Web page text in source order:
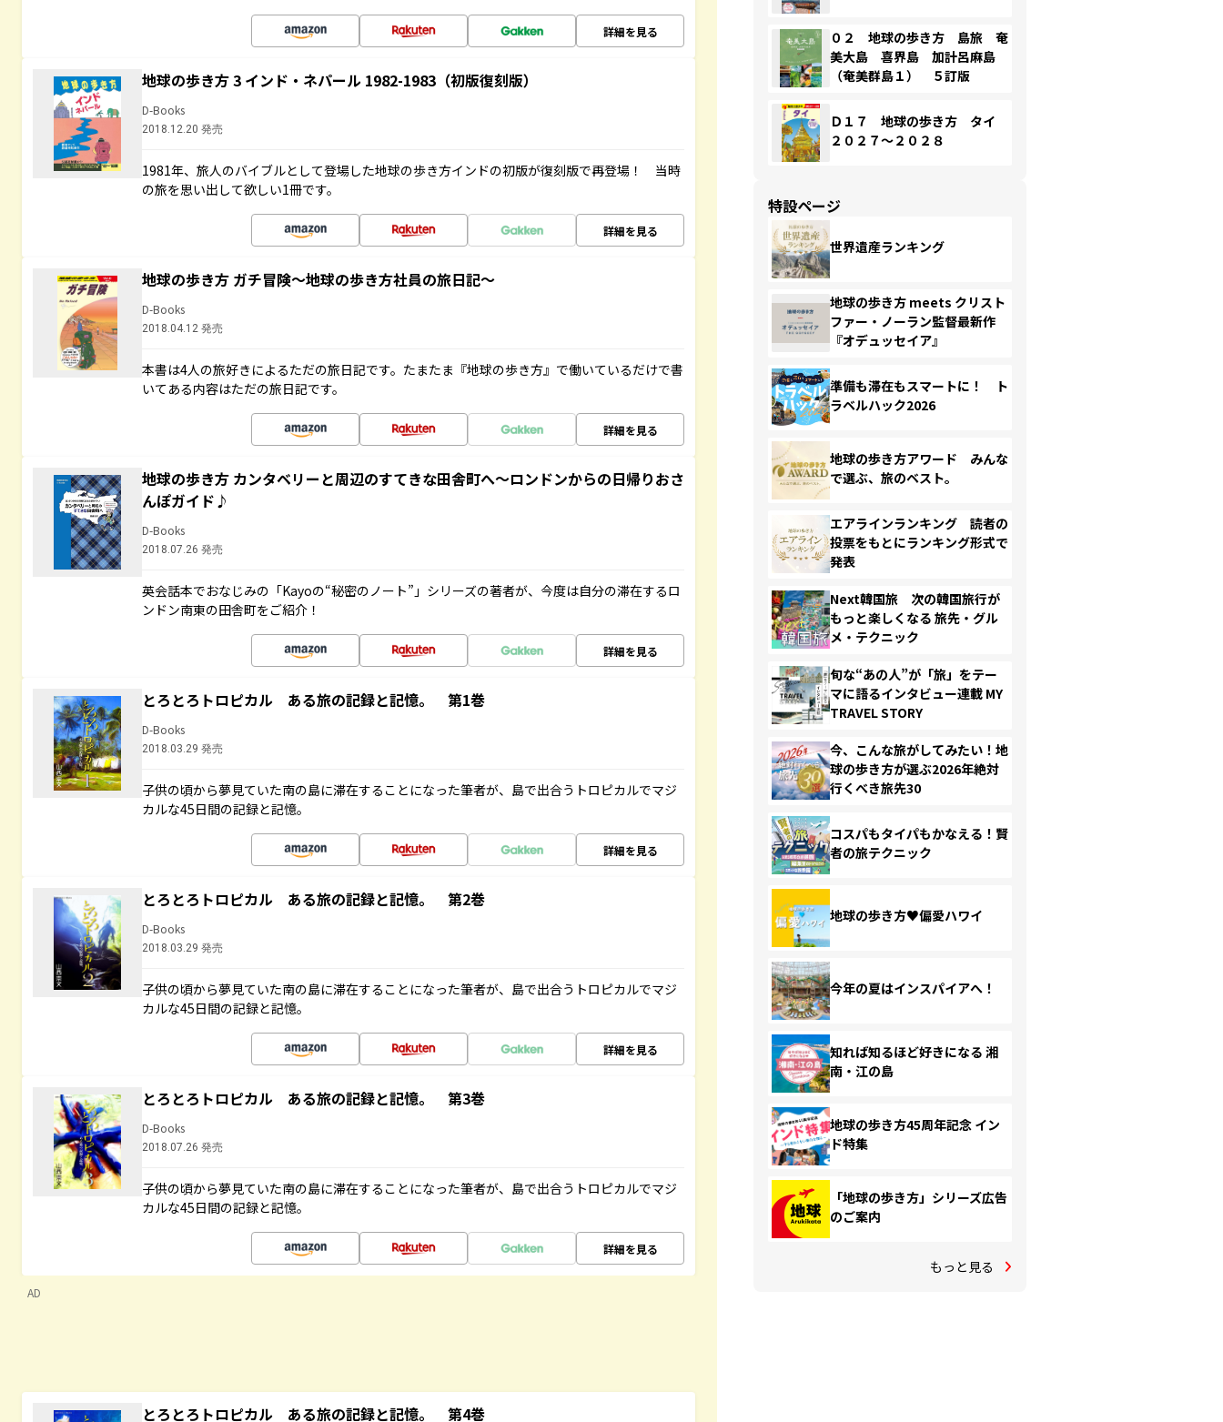
詳細を見る
地球の歩き方 3 インド・ネパール 1982-1983（初版復刻版）
D-Books
2018.12.20 発売
1981年、旅人のバイブルとして登場した地球の歩き方インドの初版が復刻版で再登場！ 当時
の旅を思い出して欲しい1冊です。
詳細を見る
地球の歩き方 ガチ冒険～地球の歩き方社員の旅日記～
D-Books
2018.04.12 発売
本書は4人の旅好きによるただの旅日記です。たまたま『地球の歩き方』で働いているだけで書
いてある内容はただの旅日記です。
詳細を見る
地球の歩き方 カンタベリーと周辺のすてきな田舎町へ～ロンドンからの日帰りおさ
んぽガイド♪
D-Books
2018.07.26 発売
英会話本でおなじみの「Kayoの“秘密のノート”」シリーズの著者が、今度は自分の滞在するロ
ンドン南東の田舎町をご紹介！
詳細を見る
とろとろトロピカル ある旅の記録と記憶。 第1巻
D-Books
2018.03.29 発売
子供の頃から夢見ていた南の島に滞在することになった筆者が、島で出合うトロピカルでマジ
カルな45日間の記録と記憶。
詳細を見る
とろとろトロピカル ある旅の記録と記憶。 第2巻
D-Books
2018.03.29 発売
子供の頃から夢見ていた南の島に滞在することになった筆者が、島で出合うトロピカルでマジ
カルな45日間の記録と記憶。
詳細を見る
とろとろトロピカル ある旅の記録と記憶。 第3巻
D-Books
2018.07.26 発売
子供の頃から夢見ていた南の島に滞在することになった筆者が、島で出合うトロピカルでマジ
カルな45日間の記録と記憶。
詳細を見る
AD
とろとろトロピカル ある旅の記録と記憶。 第4巻
０２ 地球の歩き方 島旅 奄
美大島 喜界島 加計呂麻島
（奄美群島１） ５訂版
Ｄ１７ 地球の歩き方 タイ
２０２７～２０２８
特設ページ
世界遺産ランキング
地球の歩き方 meets クリスト
ファー・ノーラン監督最新作
『オデュッセイア』
準備も滞在もスマートに！ ト
ラベルハック2026
地球の歩き方アワード みんな
で選ぶ、旅のベスト。
エアラインランキング 読者の
投票をもとにランキング形式で
発表
Next韓国旅 次の韓国旅行が
もっと楽しくなる 旅先・グル
メ・テクニック
旬な“あの人”が「旅」をテー
マに語るインタビュー連載 MY
TRAVEL STORY
今、こんな旅がしてみたい！地
球の歩き方が選ぶ2026年絶対
行くべき旅先30
コスパもタイパもかなえる！賢
者の旅テクニック
地球の歩き方♥偏愛ハワイ
今年の夏はインスパイアへ！
知れば知るほど好きになる 湘
南・江の島
地球の歩き方45周年記念 イン
ド特集
「地球の歩き方」シリーズ広告
のご案内
もっと見る